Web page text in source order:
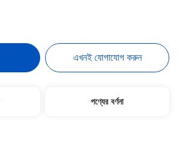
এখনই যোগাযোগ করুন
পণ্যের বর্ণনা